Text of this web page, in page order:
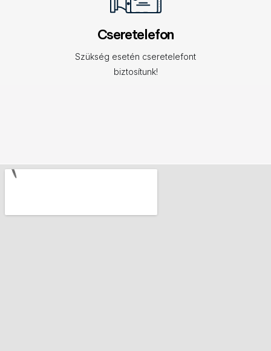
Cseretelefon
Szükség esetén cseretelefont
biztosítunk!